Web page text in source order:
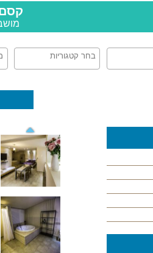
קסם
מושב